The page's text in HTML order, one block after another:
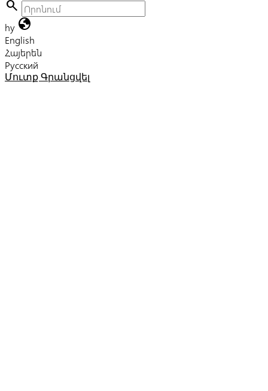
search
hy globe
English
Հայերեն
Русский
Մուտք Գրանցվել